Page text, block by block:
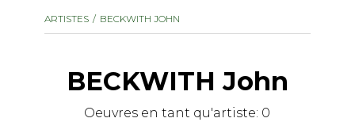
ARTISTES BECKWITH JOHN
BECKWITH John
Oeuvres en tant qu'artiste: 0